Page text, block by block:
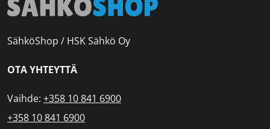
SähköShop / HSK Sähkö Oy
OTA YHTEYTTÄ
Vaihde: +358 10 841 6900
+358 10 841 6900